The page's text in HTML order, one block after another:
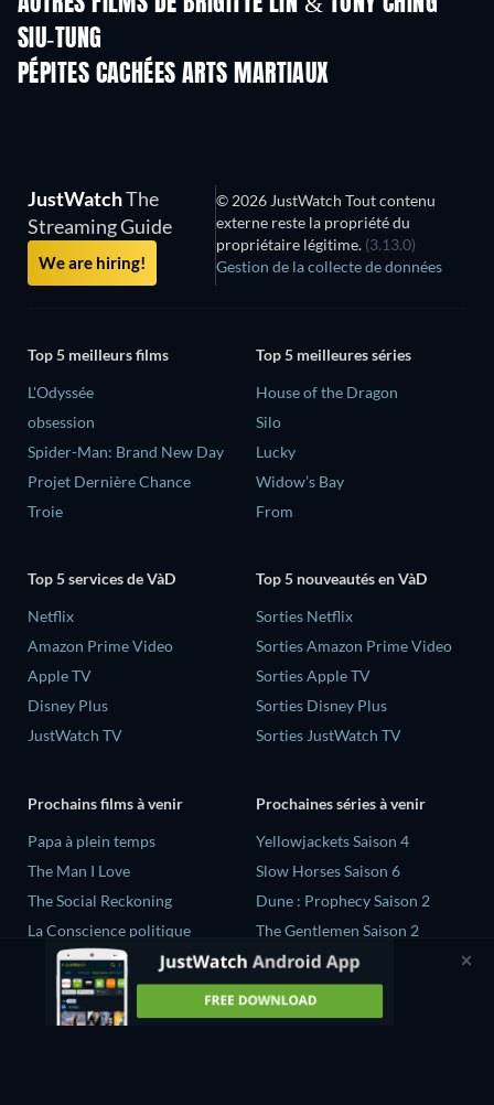
SIU-TUNG
PÉPITES CACHÉES ARTS MARTIAUX
JustWatchThe
Streaming Guide
We are hiring!
© 2026 JustWatch Tout contenu
externe reste la propriété du
propriétaire légitime. (3.13.0)
Gestion de la collecte de données
Top 5 meilleurs films
L'Odyssée
obsession
Spider-Man: Brand New Day
Projet Dernière Chance
Troie
Top 5 meilleures séries
House of the Dragon
Silo
Lucky
Widow’s Bay
From
Top 5 services de VàD
Netflix
Amazon Prime Video
Apple TV
Disney Plus
JustWatch TV
Top 5 nouveautés en VàD
Sorties Netflix
Sorties Amazon Prime Video
Sorties Apple TV
Sorties Disney Plus
Sorties JustWatch TV
Prochains films à venir
‎Papa à plein temps
The Man I Love
The Social Reckoning
La Conscience politique
In All My Journeys I Am
Returning
Prochaines séries à venir
Yellowjackets Saison 4
Slow Horses Saison 6
Dune : Prophecy Saison 2
The Gentlemen Saison 2
Love Is Blind: UK Saison 3